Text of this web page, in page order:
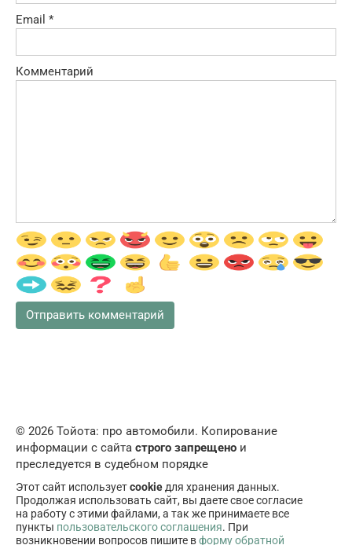
Email *
Комментарий
© 2026 Тойота: про автомобили. Копирование
информации с сайта строго запрещено и
преследуется в судебном порядке
Этот сайт используетcookie для хранения данных.
Продолжая использовать сайт, вы даете свое согласие
на работу с этими файлами, а так же принимаете все
пункты пользовательского соглашения. При
возникновении вопросов пишите вформу обратной